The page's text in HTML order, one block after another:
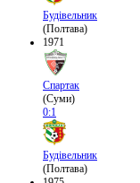
Будівельник
(Полтава)
1971
Спартак
(Суми)
0:1
Будівельник
(Полтава)